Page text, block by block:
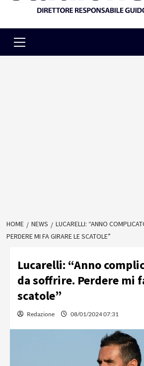
Menu
HOME NEWS
LUCARELLI: “ANNO
PERDERE MI FA GIRARE LE SCATOLE”
Lucarelli: “Anno
da soffrire. Perdere mi
scatole”
Redazione 08/01/2024 07:31